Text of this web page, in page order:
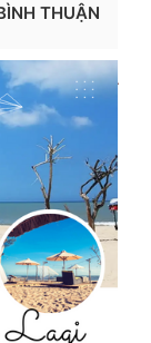
THUẬN
Xem chi tiết...